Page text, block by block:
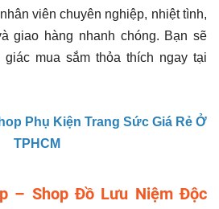
viên chuyên nghiệp, nhiệt tình,
giao hàng nhanh chóng. Bạn sẽ
mua sắm thỏa thích ngay tại
Phụ Kiện Trang Sức Giá Rẻ Ở
TPHCM
– Shop Đồ Lưu Niệm Độc